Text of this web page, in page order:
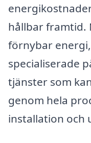
hållbar framtid.
förnybar
specialiserade
tjänster som
genom hela
installation och